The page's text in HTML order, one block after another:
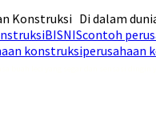
Di dalam
BISNIScontoh
konstruksiperusahaan